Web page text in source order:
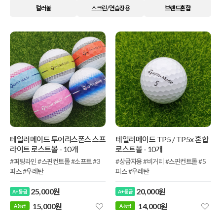
컬러볼 스크린/연습장용 브랜드혼합
테일러메이드 투어리스폰스 스프
라이트 로스트볼 - 10개
#퍼팅라인 #스핀컨트롤 #소프트 #3
피스 #우레탄
A+ 등급
25,000원
15,000원
테일러메이드 TP5 / TP5x 혼합
로스트볼 - 10개
#상급자용 #비거리 #스핀컨트롤 #5
피스 #우레탄
A+ 등급
20,000원
14,000원